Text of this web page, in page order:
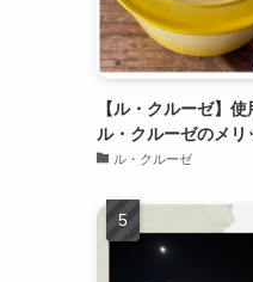
【ル・クルーゼ】
ル・クルーゼのメリ
ル・クルーゼ